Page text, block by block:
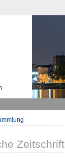
Zeitschrift